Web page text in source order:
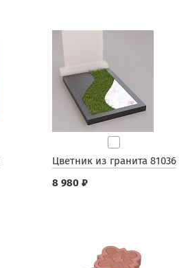
Цветник из гранита 81036
8 980 ₽